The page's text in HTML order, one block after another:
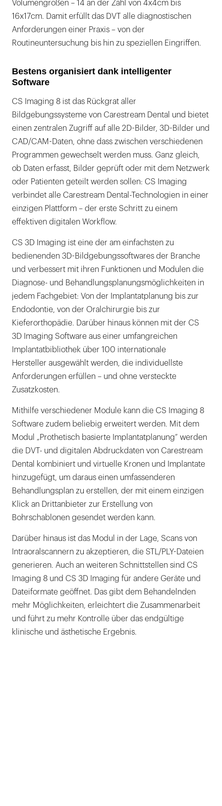
Volumengrößen – 14 an der Zahl von 4x4cm bis
16x17cm. Damit erfüllt das DVT alle diagnostischen
Anforderungen einer Praxis – von der
Routineuntersuchung bis hin zu speziellen Eingriffen.
Bestens organisiert dank intelligenter
Software
CS Imaging 8 ist das Rückgrat aller
Bildgebungssysteme von Carestream Dental und bietet
einen zentralen Zugriff auf alle 2D-Bilder, 3D-Bilder und
CAD/CAM-Daten, ohne dass zwischen verschiedenen
Programmen gewechselt werden muss. Ganz gleich,
ob Daten erfasst, Bilder geprüft oder mit dem Netzwerk
oder Patienten geteilt werden sollen: CS Imaging
verbindet alle Carestream Dental-Technologien in einer
einzigen Plattform – der erste Schritt zu einem
effektiven digitalen Workflow.
CS 3D Imaging ist eine der am einfachsten zu
bedienenden 3D-Bildgebungssoftwares der Branche
und verbessert mit ihren Funktionen und Modulen die
Diagnose- und Behandlungsplanungsmöglichkeiten in
jedem Fachgebiet: Von der Implantatplanung bis zur
Endodontie, von der Oralchirurgie bis zur
Kieferorthopädie. Darüber hinaus können mit der CS
3D Imaging Software aus einer umfangreichen
Implantatbibliothek über 100 internationale
Hersteller ausgewählt werden, die individuellste
Anforderungen erfüllen – und ohne versteckte
Zusatzkosten.
Mithilfe verschiedener Module kann die CS Imaging 8
Software zudem beliebig erweitert werden. Mit dem
Modul „Prothetisch basierte Implantatplanung“ werden
die DVT- und digitalen Abdruckdaten von Carestream
Dental kombiniert und virtuelle Kronen und Implantate
hinzugefügt, um daraus einen umfassenderen
Behandlungsplan zu erstellen, der mit einem einzigen
Klick an Drittanbieter zur Erstellung von
Bohrschablonen gesendet werden kann.
Darüber hinaus ist das Modul in der Lage, Scans von
Intraoralscannern zu akzeptieren, die STL/PLY-Dateien
generieren. Auch an weiteren Schnittstellen sind CS
Imaging 8 und CS 3D Imaging für andere Geräte und
Dateiformate geöffnet. Das gibt dem Behandelnden
mehr Möglichkeiten, erleichtert die Zusammenarbeit
und führt zu mehr Kontrolle über das endgültige
klinische und ästhetische Ergebnis.